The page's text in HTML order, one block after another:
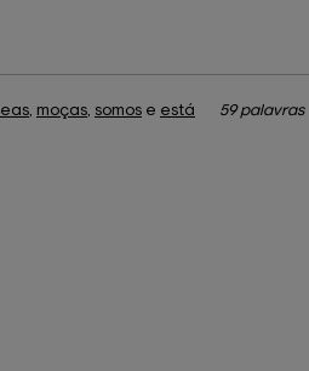
, moças, somos e está 59 palavras